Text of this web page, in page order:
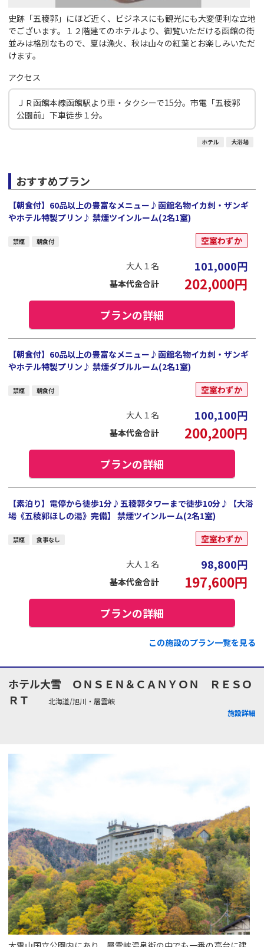
史跡「五稜郭」にほど近く、ビジネスにも観光にも大変便利な立地
でございます。１２階建てのホテルより、御覧いただける函館の街
並みは格別なもので、夏は漁火、秋は山々の紅葉とお楽しみいただ
けます。
アクセス
ＪＲ函館本線函館駅より車・タクシーで15分。市電「五稜郭
公園前」下車徒歩１分。
ホテル 大浴場
おすすめプラン
【朝食付】60品以上の豊富なメニュー♪函館名物イカ刺・ザンギ
やホテル特製プリン♪ 禁煙ツインルーム(2名1室)
禁煙 朝食付 空室わずか
大人１名 101,000円
基本代金合計 202,000円
プランの詳細
【朝食付】60品以上の豊富なメニュー♪函館名物イカ刺・ザンギ
やホテル特製プリン♪ 禁煙ダブルルーム(2名1室)
禁煙 朝食付 空室わずか
大人１名 100,100円
基本代金合計 200,200円
プランの詳細
【素泊り】電停から徒歩1分♪五稜郭タワーまで徒歩10分♪【大浴
場《五稜郭ほしの湯》完備】 禁煙ツインルーム(2名1室)
禁煙 食事なし 空室わずか
大人１名 98,800円
基本代金合計 197,600円
プランの詳細
この施設のプラン一覧を見る
ホテル大雪 ＯＮＳＥＮ＆ＣＡＮＹＯＮ ＲＥＳＯ
ＲＴ
北海道/旭川・層雲峡
施設詳細